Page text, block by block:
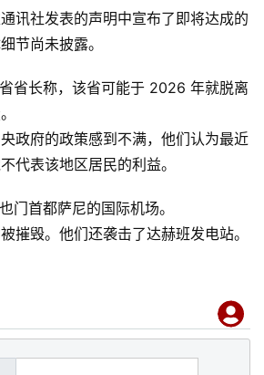
讯社发表的声明中宣布了即将达成的
节尚未披露。
省长称，该省可能于 2026 年就脱离
政府的政策感到不满，他们认为最近
代表该地区居民的利益。
门首都萨尼的国际机场。
摧毁。他们还袭击了达赫班发电站。